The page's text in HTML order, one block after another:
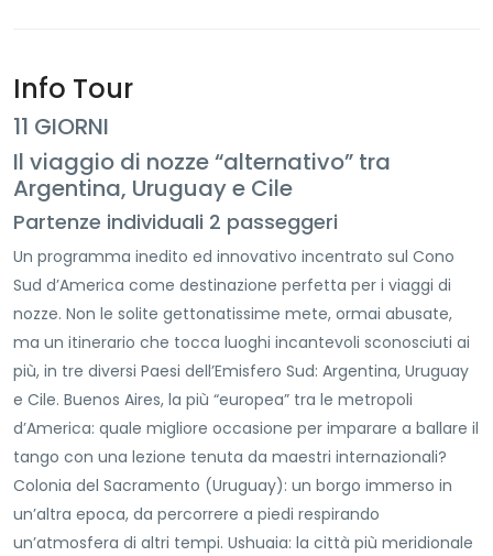
Info Tour
11 GIORNI
Il viaggio di nozze “alternativo” tra
Argentina, Uruguay e Cile
Partenze individuali 2 passeggeri
Un programma inedito ed innovativo incentrato sul Cono
Sud d’America come destinazione perfetta per i viaggi di
nozze. Non le solite gettonatissime mete, ormai abusate,
ma un itinerario che tocca luoghi incantevoli sconosciuti ai
più, in tre diversi Paesi dell’Emisfero Sud: Argentina, Uruguay
e Cile. Buenos Aires, la più “europea” tra le metropoli
d’America: quale migliore occasione per imparare a ballare il
tango con una lezione tenuta da maestri internazionali?
Colonia del Sacramento (Uruguay): un borgo immerso in
un’altra epoca, da percorrere a piedi respirando
un’atmosfera di altri tempi. Ushuaia: la città più meridionale